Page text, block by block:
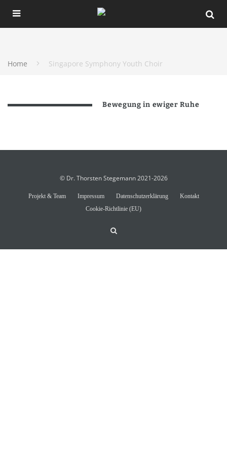
Home Singapore Symphony Youth Choir
Bewegung in ewiger Ruhe
© Dr. Thorsten Stegemann 2021-2026
Projekt & Team Impressum Datenschutzerklärung
Kontakt
Cookie-Richtlinie (EU)